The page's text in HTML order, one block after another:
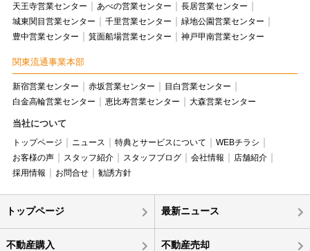
天王寺営業センター
あべの営業センター
長居営業センター
城東関目営業センター
千里営業センター
緑地公園営業センター
豊中営業センター
箕面船場営業センター 神戸甲南営業センター
関東流通事業本部
新宿営業センター 赤坂営業センター
目白営業センター
白金高輪営業センター
恵比寿営業センター 大森営業センター
当社について
トップページ ニュース 特典とサービスについて
WEBチラシ
お客様の声
スタッフ紹介 スタッフブログ 会社情報
店舗紹介
採用情報
お問合せ 勧誘方針
トップページ 最新ニュース
不動産購入 不動産売却